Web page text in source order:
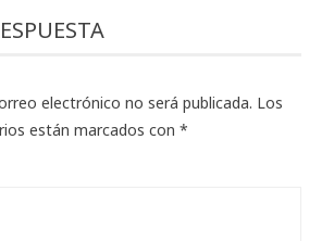
electrónico no será publicada. Los
están marcados con *